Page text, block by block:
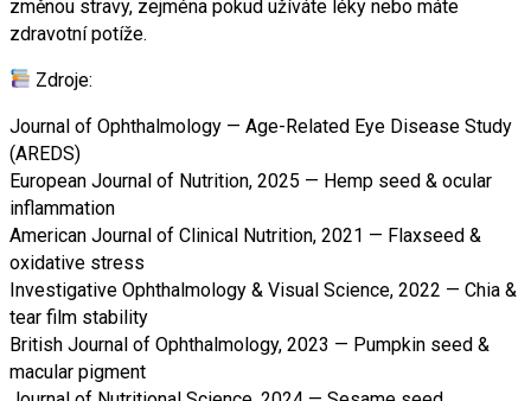
změnou stravy, zejména pokud užíváte léky nebo máte
zdravotní potíže.
Zdroje:
Journal of Ophthalmology — Age-Related Eye Disease Study
(AREDS)
European Journal of Nutrition, 2025 — Hemp seed & ocular
inflammation
American Journal of Clinical Nutrition, 2021 — Flaxseed &
oxidative stress
Investigative Ophthalmology & Visual Science, 2022 — Chia &
tear film stability
British Journal of Ophthalmology, 2023 — Pumpkin seed &
macular pigment